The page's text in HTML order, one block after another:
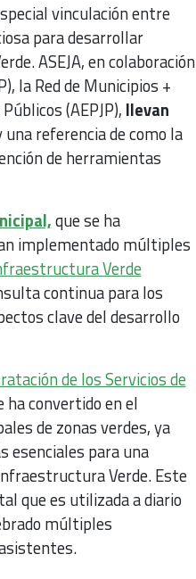
vinculación entre
para desarrollar
ASEJA, en colaboración
la Red de Municipios +
(AEPJP), llevan
referencia de como la
de herramientas
que se ha
implementado múltiples
Verde
continua para los
clave del desarrollo
de los Servicios de
ha convertido en el
de zonas verdes, ya
esenciales para una
Verde. Este
que es utilizada a diario
múltiples